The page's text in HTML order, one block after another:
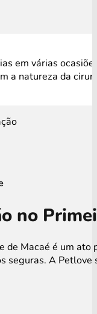
em várias
a natureza da
no
de Macaé é um
seguras. A